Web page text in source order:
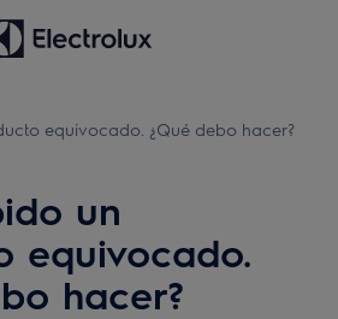
equivocado. ¿Qué debo hacer?
un
equivocado.
hacer?